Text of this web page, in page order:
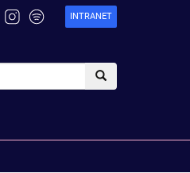
INTRANET